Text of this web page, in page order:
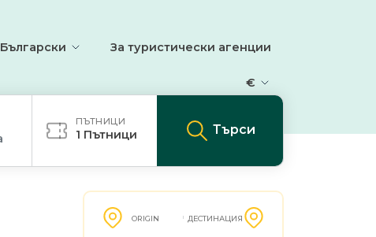
Български За туристически агенции
€
ПЪТНИЦИ
1 Пътници Търси
ORIGIN ДЕСТИНАЦИЯ